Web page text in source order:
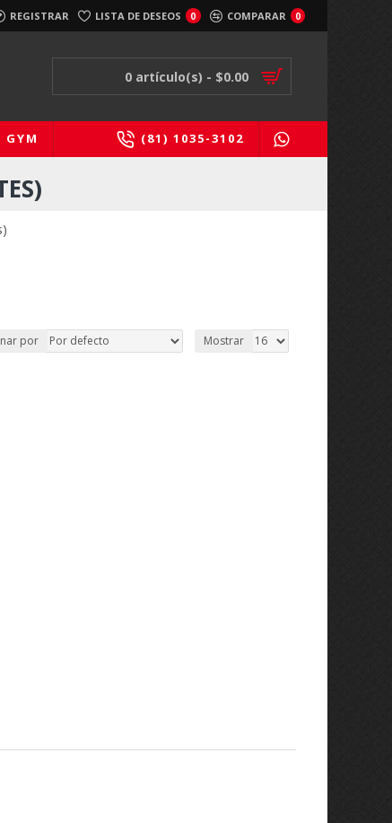
REGISTRAR LISTA DE DESEOS 0 COMPARAR 0
0 artículo(s) - $0.00
GYM (81) 1035-3102
por Mostrar